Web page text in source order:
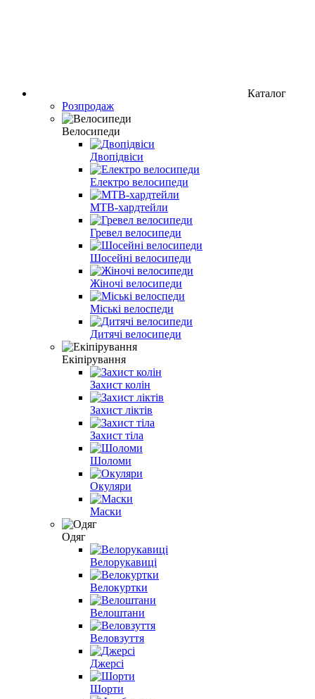
Каталог
Розпродаж
Велосипеди
Двопідвіси
Електро велосипеди
MTB-хардтейли
Гревел велосипеди
Шосейні велосипеди
Жіночі велосипеди
Міські велоспеди
Дитячі велосипеди
Екіпірування
Захист колін
Захист ліктів
Захист тіла
Шоломи
Окуляри
Маски
Одяг
Велорукавиці
Велокуртки
Велоштани
Веловзуття
Джерсі
Шорти